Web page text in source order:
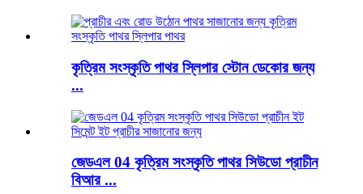
কৃত্রিম সংস্কৃতি পাথর স্লিপার স্টোন ডেকোর জন্য
...
জেডএল 04 কৃত্রিম সংস্কৃতি পাথর সিউডো প্রাচীন
বিআর ...